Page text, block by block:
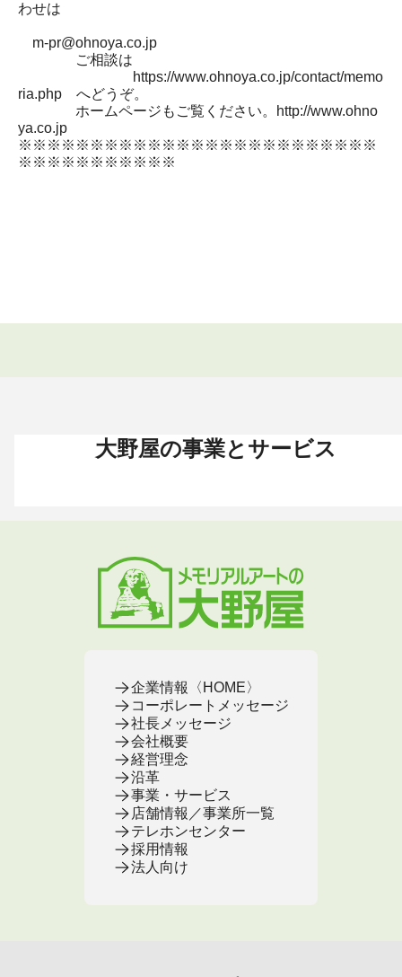
わせは
m-pr@ohnoya.co.jp
ご相談は
https://www.ohnoya.co.jp/contact/memo
ria.php へどうぞ。
ホームページもご覧ください。http://www.ohno
ya.co.jp
※※※※※※※※※※※※※※※※※※※※※※※※※
※※※※※※※※※※※
大野屋の事業とサービス
お葬式 〈HOME〉
終活セミナー・イベント
お葬式のFAQ
お葬式の相談窓口
お墓・墓地 〈HOME〉
お墓の相談窓口
お墓の基本知識
お仏壇 〈HOME〉
手元供養 〈HOME〉
終活・相続 〈HOME〉
医療・介護
企業情報〈HOME〉
コーポレートメッセージ
社長メッセージ
会社概要
経営理念
沿革
事業・サービス
店舗情報／事業所一覧
テレホンセンター
採用情報
法人向け